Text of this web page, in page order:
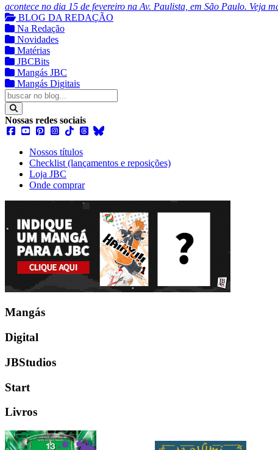
acontece no dia 15 de fevereiro na Av. Paulista, em São Paulo. Veja
BLOG DA REDAÇÃO
Na Redação
Novidades
Matérias
JBCBits
Mangás JBC
Mangás Digitais
Nossas redes sociais
Nossos títulos
Checklist (lançamentos e reposições)
Loja JBC
Onde comprar
Mangás
Digital
JBStudios
Start
Livros